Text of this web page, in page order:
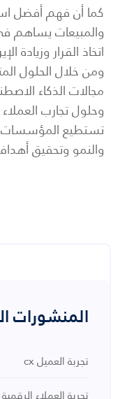
والمبيعات يساهم
اتخاذ القرار وزيادة
مجالات الذكاء
وحلول تجارب
تستطيع المؤسسات
والنمو وتحقيق
المنشورات
تجربة العميل cx